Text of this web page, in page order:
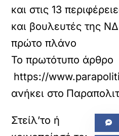
και στις 13
και βουλευτές της
πρώτο πλάνο
Το πρωτότυπο άρθρο
https://
ανήκει στο